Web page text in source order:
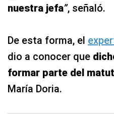
nuestra jefa”, señaló.
De esta forma, el
dio a conocer que
formar parte del
María Doria.